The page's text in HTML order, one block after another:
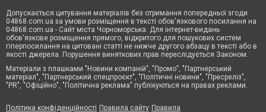
Допускається цитування матеріалів без отримання попередньої згоди
04868.com.ua за умови розміщення в тексті обов'язкового посилання на
04868.com.ua - Сайт міста Чорноморська. Для інтернет-видань
обов'язкове розміщення прямого, відкритого для пошукових систем
гіперпосилання на цитовані статті не нижче другого абзацу в тексті або в
якості джерела. Порушення виняткових прав переслідується Законом.
Матеріали з плашками "Новини компаній", "Промо", "Партнерський
матеріал", "Партнерський спецпроєкт", "Політичні новини", "Пресреліз",
"PR", "Офіційно", "Політична реклама" публікуються на правах реклами.
Політика конфіденційності Правила сайту Правила